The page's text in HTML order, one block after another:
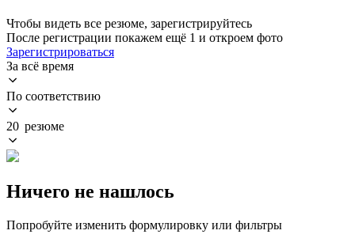
Чтобы видеть все резюме, зарегистрируйтесь
После регистрации покажем ещё 1 и откроем фото
Зарегистрироваться
За всё время
По соответствию
20 резюме
Ничего не нашлось
Попробуйте изменить формулировку или фильтры